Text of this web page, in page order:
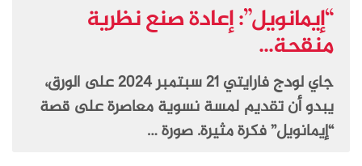
“إيمانويل”: إعادة صنع نظرية
منقحة...
جاي لودج فارايتي 21 سبتمبر 2024 على الورق،
يبدو أن تقديم لمسة نسوية معاصرة على قصة
“إيمانويل” فكرة مثيرة. صورة …